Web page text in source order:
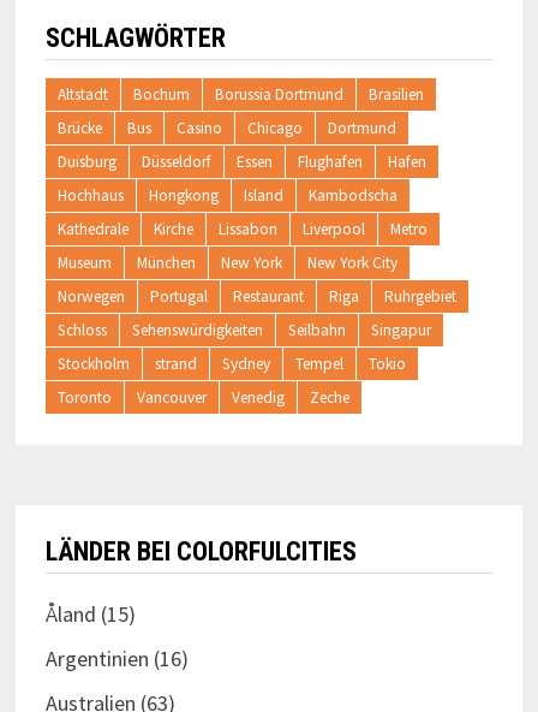
SCHLAGWÖRTER
Altstadt Bochum Borussia Dortmund
Brasilien
Brücke
Bus Casino Chicago
Dortmund
Duisburg
Düsseldorf Essen Flughafen
Hafen
Hochhaus
Hongkong Island
Kambodscha
Kathedrale
Kirche Lissabon Liverpool
Metro
Museum
München New York
New York City
Norwegen
Portugal Restaurant Riga
Ruhrgebiet
Schloss
Sehenswürdigkeiten Seilbahn
Singapur
Stockholm
strand Sydney Tempel
Tokio
Toronto
Vancouver Venedig Zeche
LÄNDER BEI COLORFULCITIES
Åland (15)
Argentinien (16)
Australien (63)